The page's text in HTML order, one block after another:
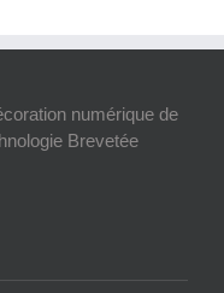
numérique de
Brevetée